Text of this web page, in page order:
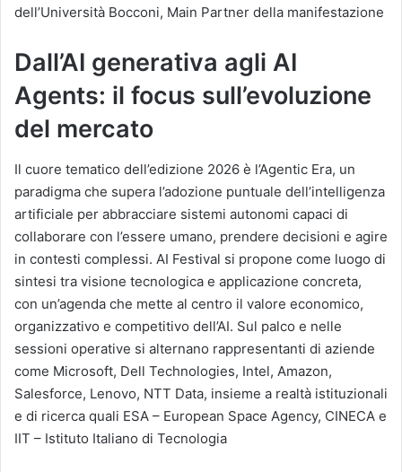
dell’Università Bocconi, Main Partner della manifestazione
Dall’AI generativa agli AI
Agents: il focus sull’evoluzione
del mercato
Il cuore tematico dell’edizione 2026 è l’Agentic Era, un
paradigma che supera l’adozione puntuale dell’intelligenza
artificiale per abbracciare sistemi autonomi capaci di
collaborare con l’essere umano, prendere decisioni e agire
in contesti complessi. AI Festival si propone come luogo di
sintesi tra visione tecnologica e applicazione concreta,
con un’agenda che mette al centro il valore economico,
organizzativo e competitivo dell’AI. Sul palco e nelle
sessioni operative si alternano rappresentanti di aziende
come Microsoft, Dell Technologies, Intel, Amazon,
Salesforce, Lenovo, NTT Data, insieme a realtà istituzionali
e di ricerca quali ESA – European Space Agency, CINECA e
IIT – Istituto Italiano di Tecnologia